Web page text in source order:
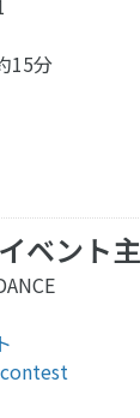
15分
イベント